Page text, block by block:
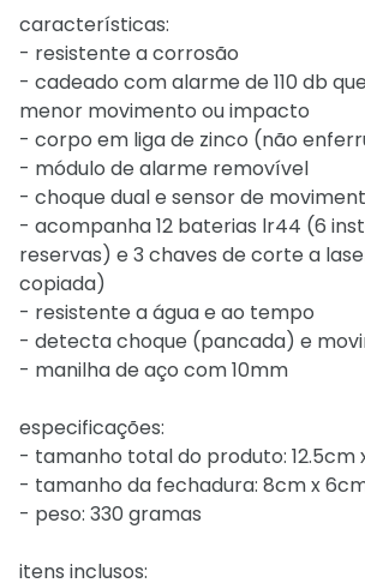
características:
- resistente a corrosão
- cadeado com alarme de 110 db
menor movimento ou impacto
- corpo em liga de zinco (não
- módulo de alarme removível
- choque dual e sensor de
- acompanha 12 baterias lr44 (6
reservas) e 3 chaves de corte a
copiada)
- resistente a água e ao tempo
- detecta choque (pancada) e
- manilha de aço com 10mm
especificações:
- tamanho total do produto: 12.5cm
- tamanho da fechadura: 8cm x
- peso: 330 gramas
itens inclusos: